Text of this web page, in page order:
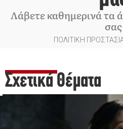
Λάβετε καθημερινά τα
σας
ΠΟΛΙΤΙΚΗ
Σχετικά Θέματα